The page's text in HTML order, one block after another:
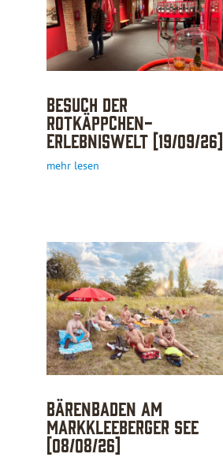
Besuch der
Rotkäppchen-
Erlebniswelt [19/09/26]
mehr lesen
BärenBaden am
Markkleeberger See
[08/08/26]